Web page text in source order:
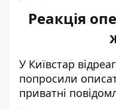
Реакція
У Київстар
попросили
приватні